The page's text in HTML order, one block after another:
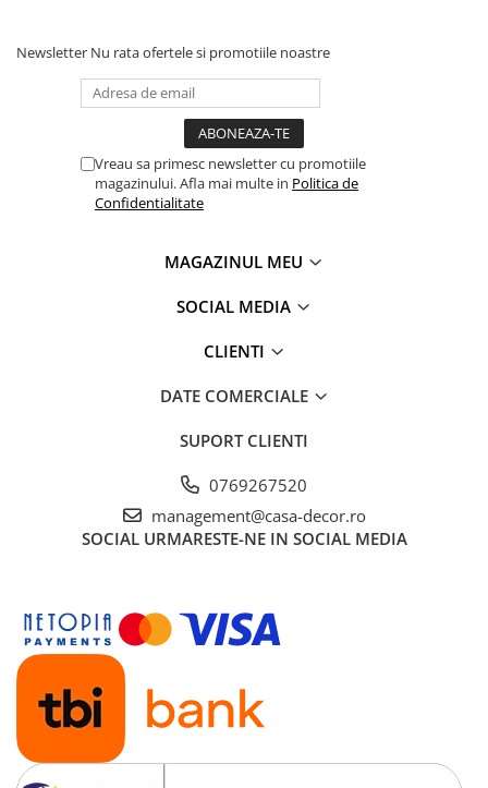
Newsletter Nu rata ofertele si promotiile noastre
Vreau sa primesc newsletter cu promotiile
magazinului. Afla mai multe in Politica de
Confidentialitate
MAGAZINUL MEU
SOCIAL MEDIA
CLIENTI
DATE COMERCIALE
SUPORT CLIENTI
0769267520
management@casa-decor.ro
SOCIAL URMARESTE-NE IN SOCIAL MEDIA